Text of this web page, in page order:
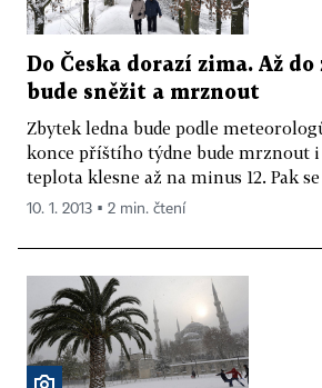
Do Česka dorazí zima. Až
bude sněžit a mrznout
Zbytek ledna bude podle
konce příštího týdne bude mrznout i
teplota klesne až na minus 12. Pak se
10. 1. 2013 ▪ 2 min. čtení